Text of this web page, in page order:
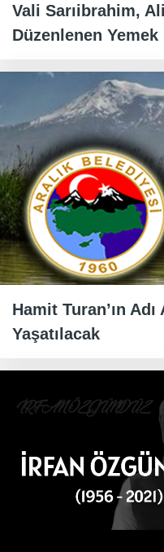
Vali Sarıibrahim,
Düzenlenen Yemek
Hamit Turan’ın
Yaşatılacak